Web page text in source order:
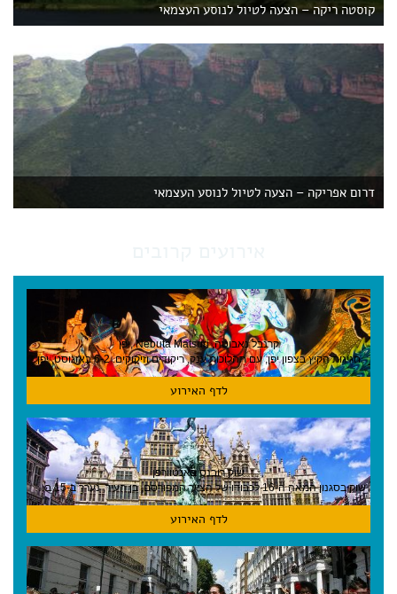
קוסטה ריקה – הצעה לטיול לנוסע העצמאי
דרום אפריקה – הצעה לטיול לנוסע העצמאי
קרנבל נאבוטה, Nebuta Matsuri ,יפן
חגיגות הקיץ בצפון יפן, עם תהלוכות ענק, ריקודים וזיקוקים. 6-2 באוגוסט, יפן
לדף האירוע
שוק רובנס באנטוורפן
שוק בסגנון המאה ה-16 לכבודו של הצייר המפורסם, בן העיר, נערך ב-15 באוגוסט באנטוורפן
לדף האירוע